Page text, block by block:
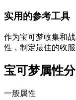
实用的参考工具
作为宝可梦收集和
性，制定最佳的收服
宝可梦属性
一般属性